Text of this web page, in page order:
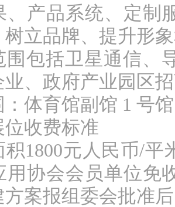
、产品系统、定制
树立品牌、提升形
围包括卫星通信、
业、政府产业园区
：体育馆副馆 1 号馆
位收费标准
积1800元人民币/平
用协会会员单位免
方案报组委会批准